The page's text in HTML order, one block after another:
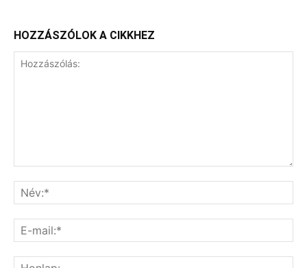
HOZZÁSZÓLOK A CIKKHEZ